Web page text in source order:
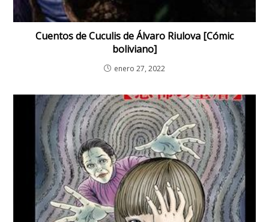
Cuentos de Cuculis de Álvaro Riulova [Cómic
boliviano]
enero 27, 2022